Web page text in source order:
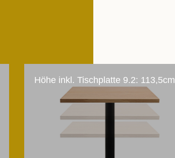
Höhe inkl. Tischplatte 9.2: 113,5cm